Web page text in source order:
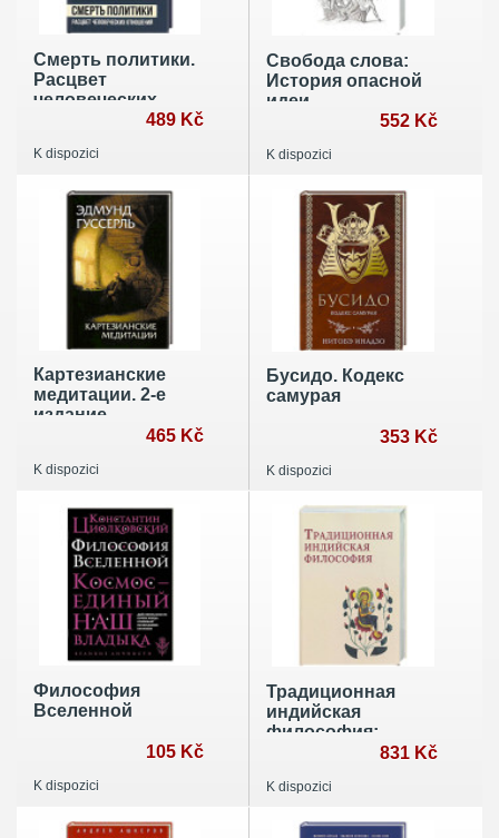
Смерть политики.
Расцвет
человеческих
489 Kč
K dispozici
Свобода слова:
История опасной
идеи
552 Kč
K dispozici
Картезианские
медитации. 2-е
издание
465 Kč
K dispozici
Бусидо. Кодекс
самурая
353 Kč
K dispozici
Философия
Вселенной
105 Kč
K dispozici
Традиционная
индийская
философия:
831 Kč
K dispozici